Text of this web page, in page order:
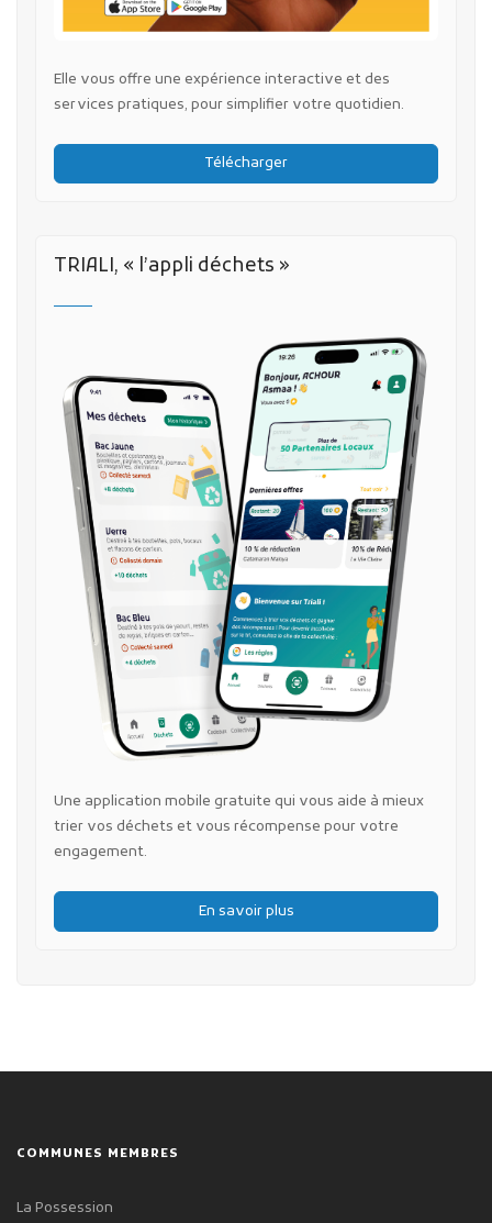
Elle vous offre une expérience interactive et des
services pratiques, pour simplifier votre quotidien.
Télécharger
TRIALI, « l’appli déchets »
Une application mobile gratuite qui vous aide à mieux
trier vos déchets et vous récompense pour votre
engagement.
En savoir plus
COMMUNES MEMBRES
La Possession